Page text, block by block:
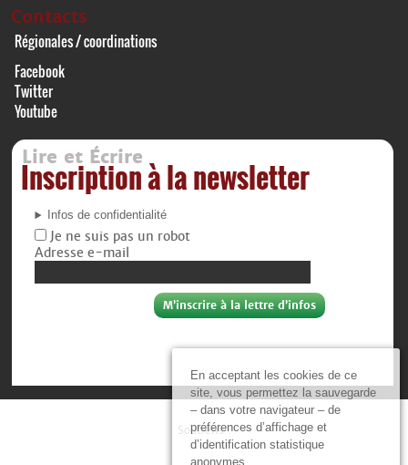
En acceptant les cookies de ce
site, vous permettez la sauvegarde
– dans votre navigateur – de
préférences d’affichage et
d’identification statistique
anonymes.
Contacts
Régionales / coordinations
Facebook
Twitter
Youtube
Lire et Écrire
Inscription à la newsletter
Infos de confidentialité
Je ne suis pas un robot
Adresse e-mail
Soutiens :